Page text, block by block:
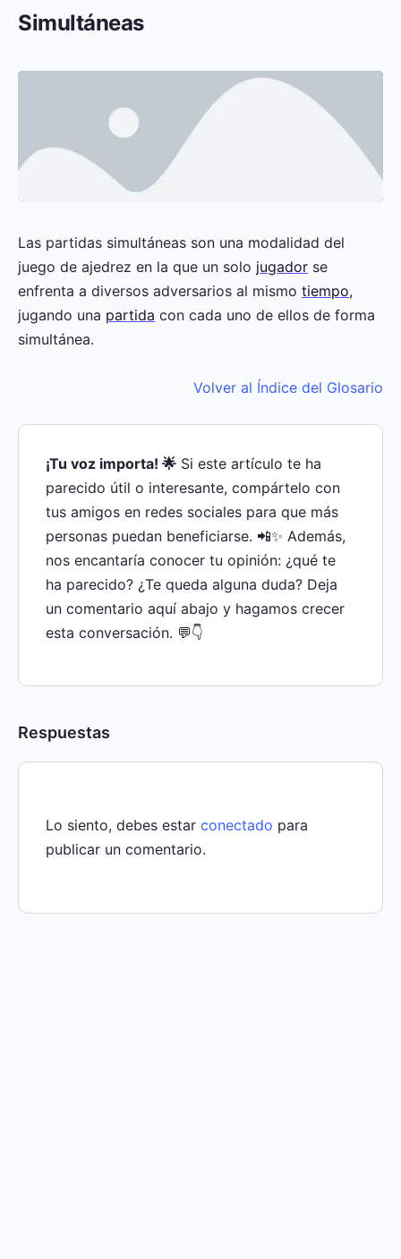
Simultáneas
Las partidas simultáneas son una modalidad del
juego de ajedrez en la que un solo jugador se
enfrenta a diversos adversarios al mismo tiempo,
jugando una partida con cada uno de ellos de forma
simultánea.
Volver al Índice del Glosario
¡Tu voz importa! 🌟 Si este artículo te ha
parecido útil o interesante, compártelo con
tus amigos en redes sociales para que más
personas puedan beneficiarse. 📲✨ Además,
nos encantaría conocer tu opinión: ¿qué te
ha parecido? ¿Te queda alguna duda? Deja
un comentario aquí abajo y hagamos crecer
esta conversación. 💬👇
Respuestas
Lo siento, debes estar conectado para
publicar un comentario.